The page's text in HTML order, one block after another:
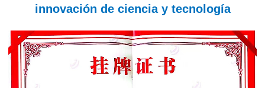
innovación de ciencia y tecnología